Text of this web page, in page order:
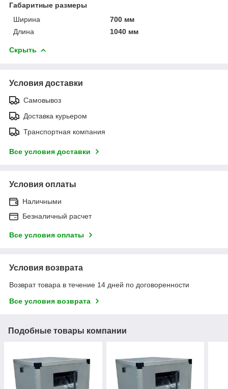
Габаритные размеры
Ширина
700 мм
Длина
1040 мм
Скрыть
Условия доставки
Самовывоз
Доставка курьером
Транспортная компания
Все условия доставки
Условия оплаты
Наличными
Безналичный расчет
Все условия оплаты
Условия возврата
Возврат товара в течение 14 дней по договоренности
Все условия возврата
Подобные товары компании